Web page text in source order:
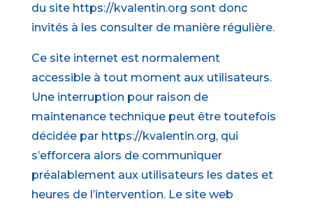
du site https://kvalentin.org sont donc
invités à les consulter de manière régulière.
Ce site internet est normalement
accessible à tout moment aux utilisateurs.
Une interruption pour raison de
maintenance technique peut être toutefois
décidée par https://kvalentin.org, qui
s’efforcera alors de communiquer
préalablement aux utilisateurs les dates et
heures de l’intervention. Le site web